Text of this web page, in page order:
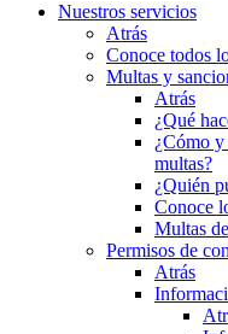
Nuestros servicios
Atrás
Conoce todos
Multas y
Atrás
¿Qué
¿Cómo
multas?
¿Quién
Conoce
Multas
Permisos de
Atrás